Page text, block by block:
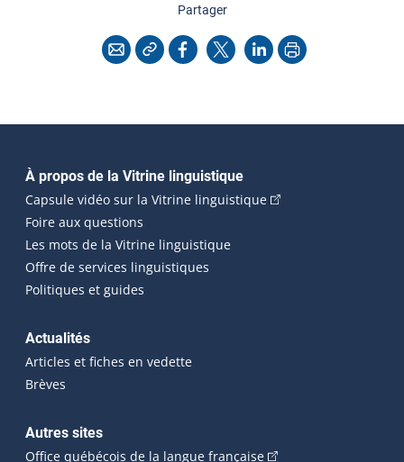
Partagercette page
CourrielCopier l'adresse
Facebook
X LinkedInImprimer
Navigation principale
À propos de la Vitrine linguistique
Capsule vidéo sur la Vitrine linguistique(Cet hyperlien
Foire aux questions
Les mots de la Vitrine linguistique
Offre de services linguistiques
Politiques et guides
Actualités
Articles et fiches en vedette
Brèves
Autres sites
Office québécois de la langue française(Cet hyperlien